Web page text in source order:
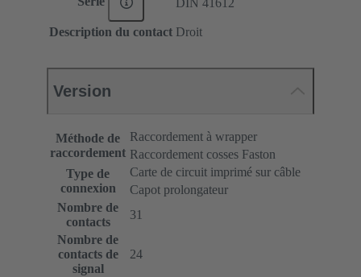
DIN 41612
Description du contact Droit
Version
Méthode de
raccordement
Raccordement à wrapper
Raccordement cosses Faston
Type de
connexion
Carte de circuit imprimé sur câble
Capot prolongateur
Nombre de
contacts
31
Nombre de
contacts de
signal
24